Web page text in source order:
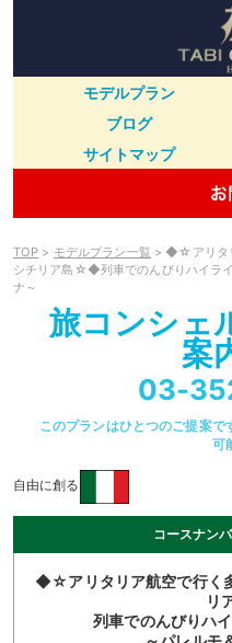
モデルプラン
ブログ
サイトマップ
TOP > モデルプラン一覧 > ◆☆アリタ
シチリア島☆◆列車でのんびりハイラ
ナ～
旅コンシェ
案
03-
このプランはひとつのご提案で
可
自由に創る
コースナン
◆☆アリタリア航空で行く
リ
列車でのんびりハ